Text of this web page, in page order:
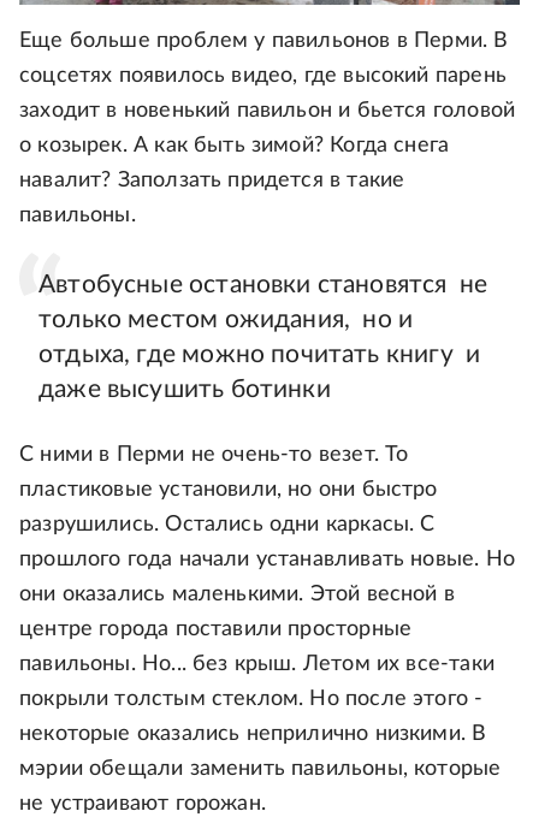
Еще больше проблем у павильонов в Перми. В
соцсетях появилось видео, где высокий парень
заходит в новенький павильон и бьется головой
о козырек. А как быть зимой? Когда снега
навалит? Заползать придется в такие
павильоны.
Автобусные остановки становятся не
только местом ожидания, но и
отдыха, где можно почитать книгу и
даже высушить ботинки
С ними в Перми не очень-то везет. То
пластиковые установили, но они быстро
разрушились. Остались одни каркасы. С
прошлого года начали устанавливать новые. Но
они оказались маленькими. Этой весной в
центре города поставили просторные
павильоны. Но... без крыш. Летом их все-таки
покрыли толстым стеклом. Но после этого -
некоторые оказались неприлично низкими. В
мэрии обещали заменить павильоны, которые
не устраивают горожан.